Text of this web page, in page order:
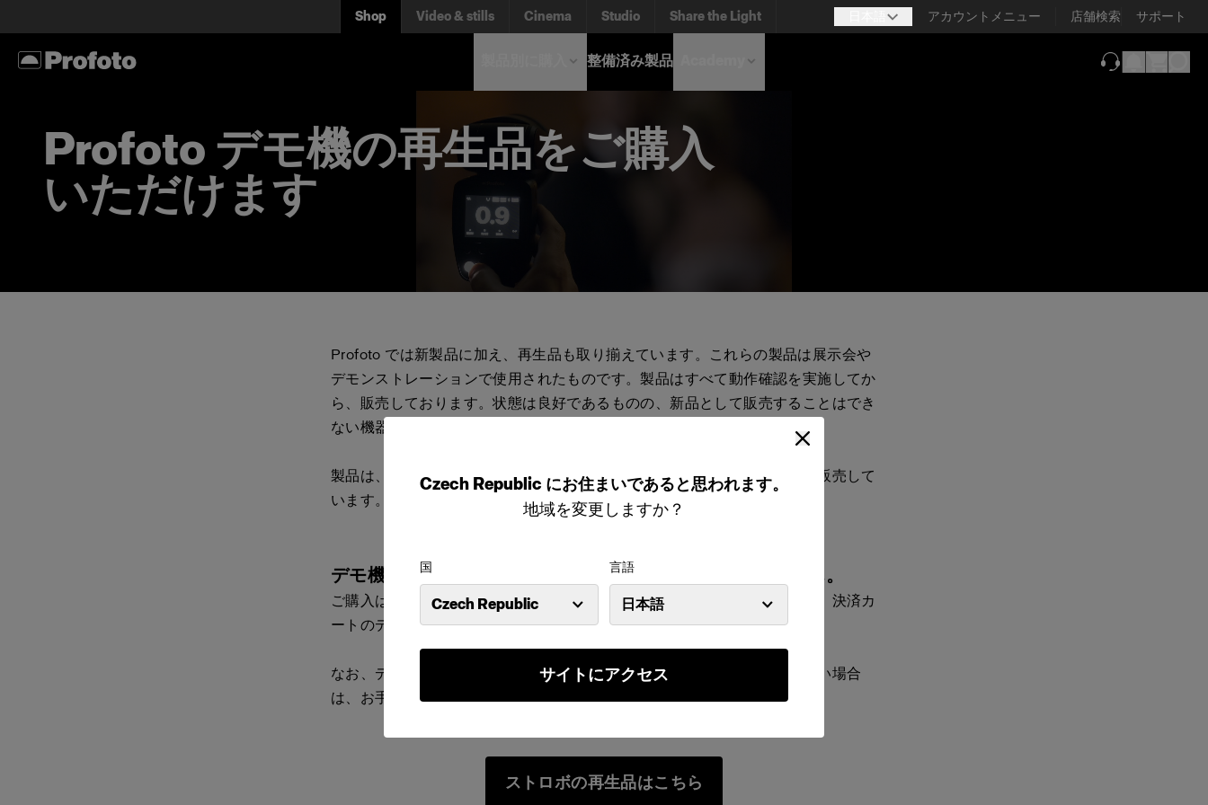
Czech Republic にお住まいであると思われます。
地域を変更しますか？
国
Czech Republic
言語
日本語
サイトにアクセス
Shop Video & stills Cinema Studio Share the Light アカウントメニュー 店舗検索 サポート
整備済み製品
Profoto デモ機の再生品をご購入
いただけます
Profoto では新製品に加え、再生品も取り揃えています。これらの製品は展示会や
デモンストレーションで使用されたものです。製品はすべて動作確認を実施してか
ら、販売しております。状態は良好であるものの、新品として販売することはでき
ない機器であるため、お手頃価格でご購入いただけます。
製品は、ケーブル、バッグ、充電器などのアクセサリーとともにキットで販売して
います。キットの内容に関する詳細は、製品ページをご覧ください。
デモ機はファイナルセールのため、返品はお受けできません。
ご購入は、各製品の「購入する」ボタンをクリックしてください。割引は、決済カ
ートのデモ機に自動的に追加されます。
なお、デモ機の再生品は数に限りがございます。ページに何も表示されない場合
は、お手数ですが、後日再度ご確認いただきますようお願いいたします。
ストロボの再生品はこちら